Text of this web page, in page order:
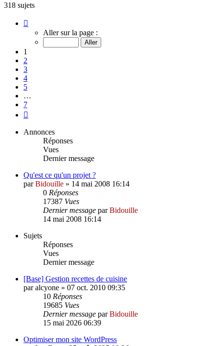
318 sujets
sur
Aller sur la page :
1
2
3
4
5
…
7
Annonces
Réponses
Vues
Dernier message
Qu'est ce qu'un projet ?
parBidouille » 14 mai 2008 16:14
0 Réponses
17387 Vues
Dernier message parBidouille
14 mai 2008 16:14
Sujets
Réponses
Vues
Dernier message
[Base] Gestion recettes de cuisine
paralcyone » 07 oct. 2010 09:35
10 Réponses
19685 Vues
Dernier message parBidouille
15 mai 2026 06:39
Optimiser mon site WordPress